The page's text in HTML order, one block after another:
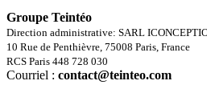
Groupe Teintéo
Direction administrative: SARL
10 Rue de Penthièvre, 75008 Paris, France
RCS Paris 448 728 030
Courriel : contact@teinteo.com